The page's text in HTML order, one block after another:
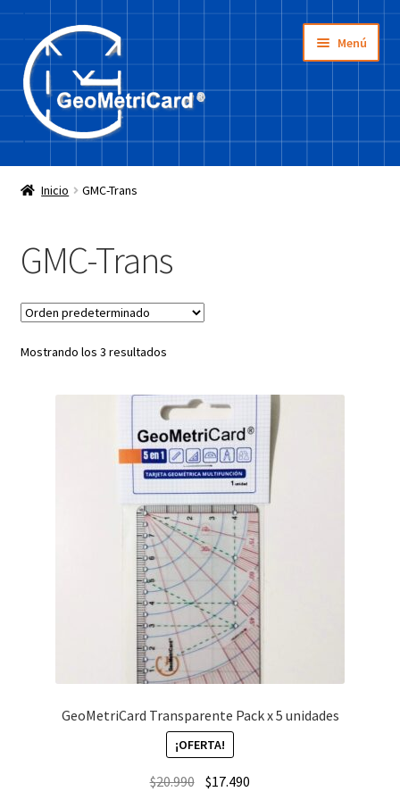
la
navegación
la
página
Menú
Inicio
¿Cómo se usa?
La idea
Inicio GMC-Trans
GMC-Trans
Mostrando los 3 resultados
GeoMetriCard Transparente Pack x 5 unidades
¡OFERTA!
$20.990 Original
$17.490